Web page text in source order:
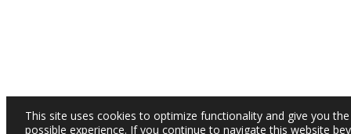
This site uses cookies to optimize functionality and give you
possible experience. If you continue to navigate this website